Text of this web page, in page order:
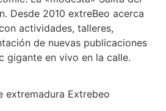
Desde 2010 extreBeo acerca
actividades, talleres,
de nuevas publicaciones
gigante en vivo en la calle.